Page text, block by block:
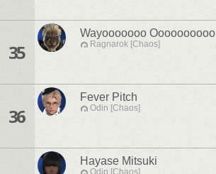
35
Wayooooooo Oooooooooo
Ragnarok [Chaos]
36
Fever Pitch
Odin [Chaos]
Hayase Mitsuki
Odin [Chaos]